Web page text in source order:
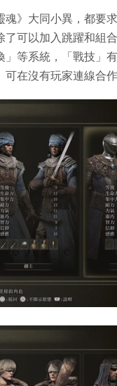
魂》大同小異，都要
了可以加入跳躍和組
」等系統，「戰技」
在沒有玩家連線合